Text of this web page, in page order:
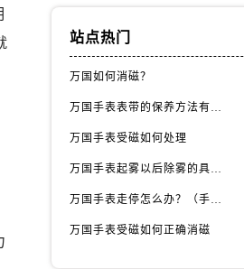
站点热门
万国如何消磁？
万国手表表带的保养方法有哪些？
万国手表受磁如何处理
万国手表起雾以后除雾的具体方法（万国手表起雾解决办法）
万国手表走停怎么办？（手表走停的处理方法）
万国手表受磁如何正确消磁